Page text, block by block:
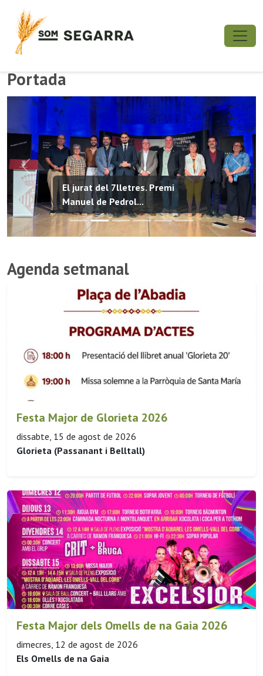
Portada
El jurat del 7lletres. Premi
Manuel de Pedrol...
Previous Next
Agenda setmanal
Festa Major de Glorieta 2026
dissabte, 15 de agost de 2026
Glorieta (Passanant i Belltall)
Festa Major dels Omells de na Gaia 2026
dimecres, 12 de agost de 2026
Els Omells de na Gaia